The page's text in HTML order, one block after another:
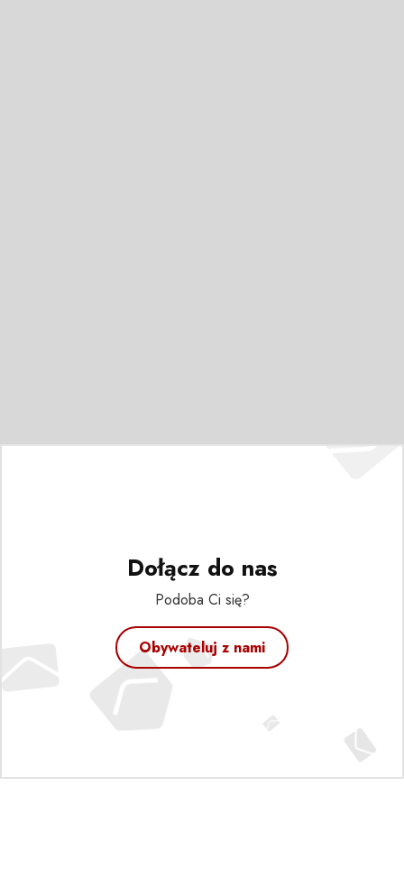
Dołącz do nas
Podoba Ci się?
Obywateluj z nami